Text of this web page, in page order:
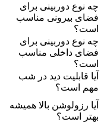
چه نوع دوربینی برای
فضای بیرونی مناسب
است؟
چه نوع دوربینی برای
فضای داخلی مناسب
است؟
آیا قابلیت دید در شب
مهم است؟
آیا رزولوشن بالا همیشه
بهتر است؟